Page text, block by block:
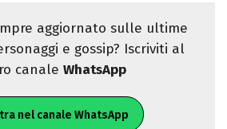
aggiornato sulle ultime
e gossip? Iscriviti al
canale WhatsApp
nel canale WhatsApp